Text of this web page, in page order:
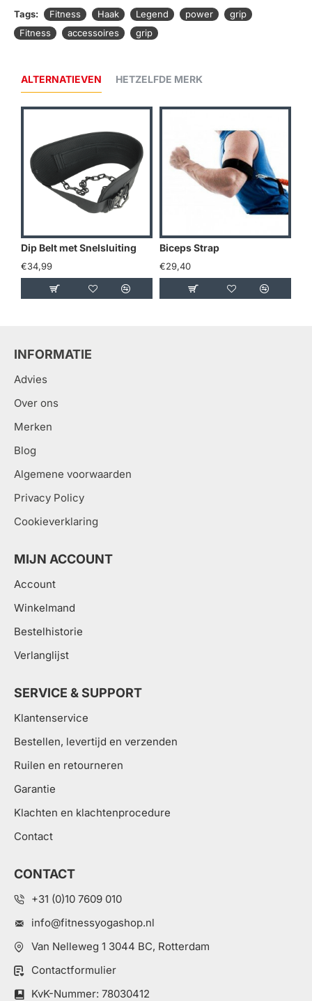
Tags: Fitness Haak Legend power
grip
Fitness
accessoires grip
ALTERNATIEVEN HETZELFDE MERK
Dip Belt met Snelsluiting
€34,99
Biceps Strap
€29,40
INFORMATIE
Advies
Over ons
Merken
Blog
Algemene voorwaarden
Privacy Policy
Cookieverklaring
MIJN ACCOUNT
Account
Winkelmand
Bestelhistorie
Verlanglijst
SERVICE & SUPPORT
Klantenservice
Bestellen, levertijd en verzenden
Ruilen en retourneren
Garantie
Klachten en klachtenprocedure
Contact
CONTACT
+31 (0)10 7609 010
info@fitnessyogashop.nl
Van Nelleweg 1 3044 BC, Rotterdam
Contactformulier
KvK-Nummer: 78030412